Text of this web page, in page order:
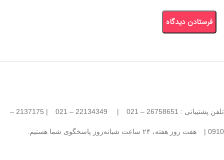
تلفن پشتیبانی : 26758651 – 021 |
| 2137175 –
0910 | هفت روز هفته، ۲۴ ساعت شبانه‌روز پاسخگوی شما هستیم.